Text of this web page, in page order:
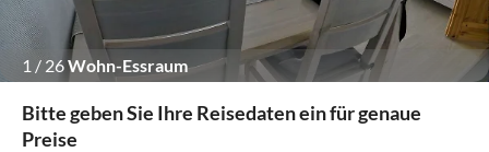
1 / 26Wohn-Essraum
Bitte geben Sie Ihre Reisedaten ein für genaue
Preise